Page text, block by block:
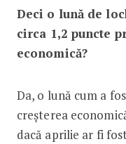
Deci o lună de
circa 1,2 puncte
economică?
Da, o lună cum a
creșterea
dacă aprilie ar fi